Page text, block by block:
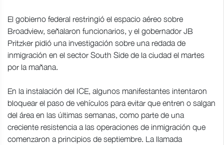
El gobierno federal restringió el espacio aéreo sobre
Broadview, señalaron funcionarios, y el gobernador JB
Pritzker pidió una investigación sobre una redada de
inmigración en el sector South Side de la ciudad el martes
por la mañana.
En la instalación del ICE, algunos manifestantes intentaron
bloquear el paso de vehículos para evitar que entren o salgan
del área en las últimas semanas, como parte de una
creciente resistencia a las operaciones de inmigración que
comenzaron a principios de septiembre. La llamada